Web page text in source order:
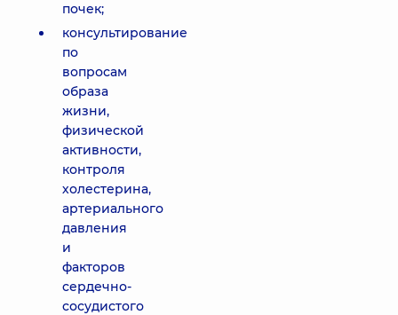
почек;
консультирование
по
вопросам
образа
жизни,
физической
активности,
контроля
холестерина,
артериального
давления
и
факторов
сердечно-
сосудистого